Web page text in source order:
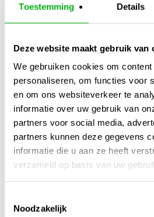
Toestemming Details
Deze website maakt gebruik van
We gebruiken cookies om
personaliseren, om functies voor
en om ons websiteverkeer te
informatie over uw gebruik van
partners voor social media,
partners kunnen deze gegevens
informatie die u aan ze heeft
verzameld op basis van uw
Noodzakelijk
Extra productinformatie
Gewicht
6,00 kg
Afmetingen
Merk
Hortifit
1-2ml / 1 Liter